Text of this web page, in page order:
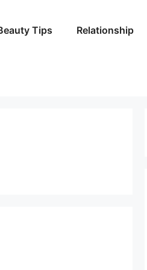
Tips Relationship